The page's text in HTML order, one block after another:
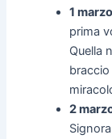
1
prima
Quella
2